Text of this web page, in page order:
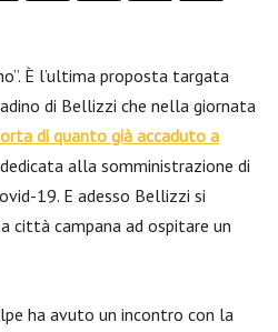
È l’ultima proposta targata
di Bellizzi che nella giornata
di quanto già accaduto a
alla somministrazione di
19. E adesso Bellizzi si
città campana ad ospitare un
ha avuto un incontro con la